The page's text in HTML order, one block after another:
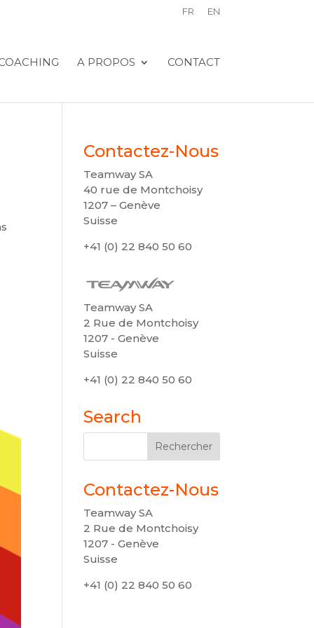
FR EN
A PROPOS CONTACT
Contactez-Nous
Teamway SA
40 rue de Montchoisy
1207 – Genève
Suisse
+41 (0) 22 840 50 60
Teamway SA
2 Rue de Montchoisy
1207 - Genève
Suisse
+41 (0) 22 840 50 60
Search
Contactez-Nous
Teamway SA
2 Rue de Montchoisy
1207 - Genève
Suisse
+41 (0) 22 840 50 60